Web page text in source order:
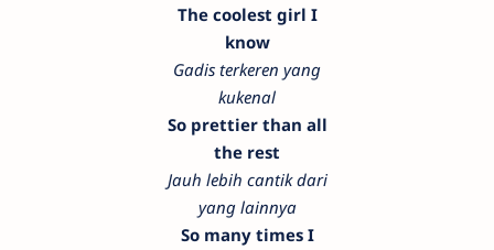
The coolest girl I
know
Gadis terkeren yang
kukenal
So prettier than all
the rest
Jauh lebih cantik dari
yang lainnya
So many times I